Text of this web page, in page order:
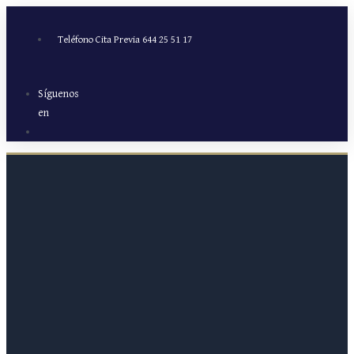
Ir
Teléfono Cita Previa 644 25 51 17
Síguenos
en